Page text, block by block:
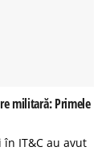
militară: Primele
IT&C au avut